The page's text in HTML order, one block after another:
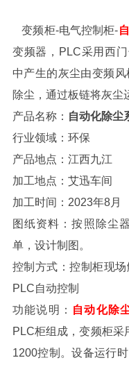
变频柜-电气控制柜-
变频器，PLC采用西
中产生的灰尘由变频
除尘，通过板链将灰尘
产品名称： 自动化除尘
行业领域：环保
产品地点：江西九江
加工地点：艾迅车间
加工时间：2023年8月
图纸资料：按照除尘
单，设计制图。
控制方式：控制柜现
PLC自动控制
功能说明： 自动化除
PLC柜组成，变频柜
1200控制。设备运行